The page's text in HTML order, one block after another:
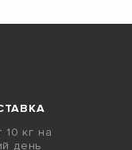
10 кг на
день